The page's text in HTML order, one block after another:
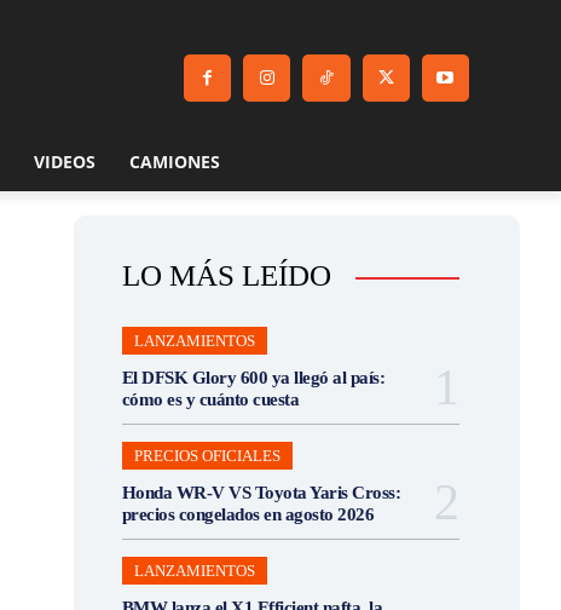
VIDEOS CAMIONES
LO MÁS LEÍDO
LANZAMIENTOS
El DFSK Glory 600 ya llegó al país:
cómo es y cuánto cuesta
PRECIOS OFICIALES
Honda WR-V VS Toyota Yaris Cross:
precios congelados en agosto 2026
LANZAMIENTOS